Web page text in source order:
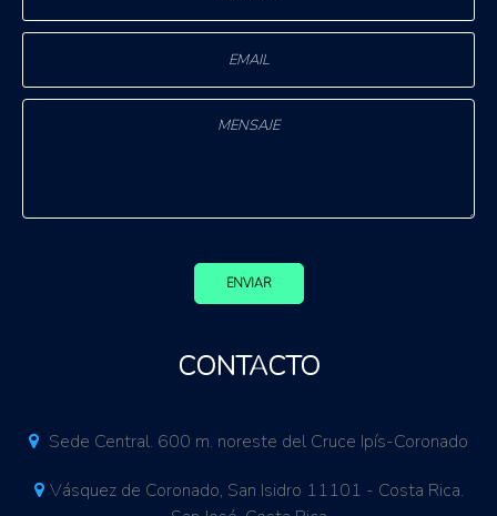
ENVIAR
CONTACTO
Sede Central. 600 m. noreste del Cruce Ipís-Coronado
Vásquez de Coronado, San Isidro 11101 - Costa Rica.